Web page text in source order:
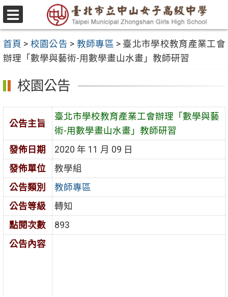
跳
至
要
內
容
區
選
單
首頁 > 校園公告 > 教師專區 > 臺北市學校教育產業工會
辦理「數學與藝術-用數學畫山水畫」教師研習
校園公告
公告主旨
臺北市學校教育產業工會辦理「數學與藝
術-用數學畫山水畫」教師研習
發佈日期
2020 年 11 月 09 日
發佈單位
教學組
公告類別
教師專區
公告等級
轉知
點閱次數
893
公告內容